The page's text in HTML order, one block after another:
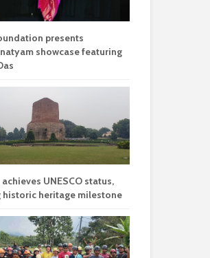
presents
showcase featuring
UNESCO status,
historic heritage milestone